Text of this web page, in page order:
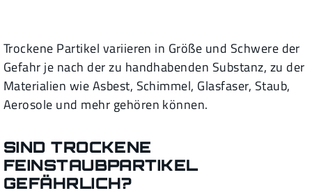
Trockene Partikel variieren in Größe und Schwere der
Gefahr je nach der zu handhabenden Substanz, zu der
Materialien wie Asbest, Schimmel, Glasfaser, Staub,
Aerosole und mehr gehören können.
SIND TROCKENE
FEINSTAUBPARTIKEL
GEFÄHRLICH?